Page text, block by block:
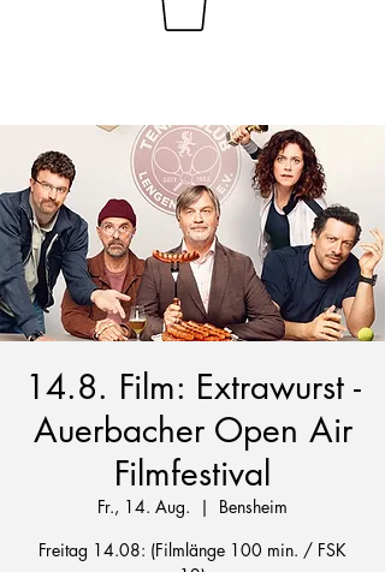
14.8. Film: Extrawurst -
Auerbacher Open Air
Filmfestival
Fr., 14. Aug.
  |
Bensheim
Freitag 14.08: (Filmlänge 100 min. / FSK